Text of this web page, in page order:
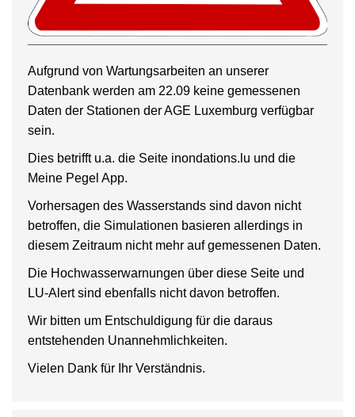
Aufgrund von Wartungsarbeiten an unserer
Datenbank werden am 22.09 keine gemessenen
Daten der Stationen der AGE Luxemburg verfügbar
sein.
Dies betrifft u.a. die Seite inondations.lu und die
Meine Pegel App.
Vorhersagen des Wasserstands sind davon nicht
betroffen, die Simulationen basieren allerdings in
diesem Zeitraum nicht mehr auf gemessenen Daten.
Die Hochwasserwarnungen über diese Seite und
LU-Alert sind ebenfalls nicht davon betroffen.
Wir bitten um Entschuldigung für die daraus
entstehenden Unannehmlichkeiten.
Vielen Dank für Ihr Verständnis.